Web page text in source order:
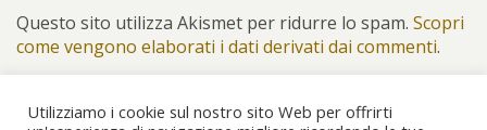
Questo sito utilizza Akismet per ridurre lo spam. Scopri
come vengono elaborati i dati derivati dai commenti.
Utilizziamo i cookie sul nostro sito Web per offrirti